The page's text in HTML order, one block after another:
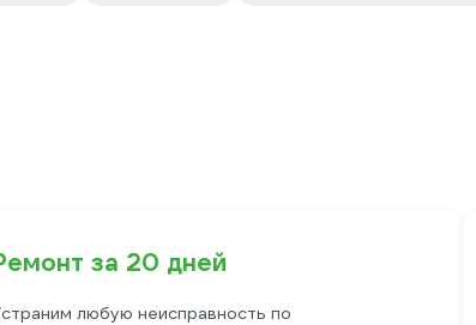
за 20 дней
любую неисправность по